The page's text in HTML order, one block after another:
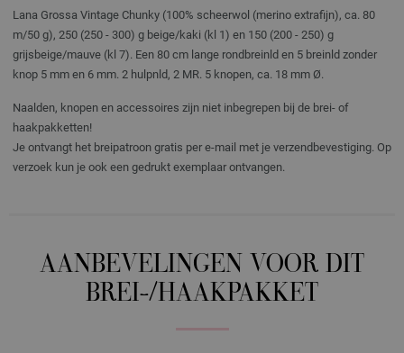
Lana Grossa Vintage Chunky (100% scheerwol (merino extrafijn), ca. 80
m/50 g), 250 (250 - 300) g beige/kaki (kl 1) en 150 (200 - 250) g
grijsbeige/mauve (kl 7). Een 80 cm lange rondbreinld en 5 breinld zonder
knop 5 mm en 6 mm. 2 hulpnld, 2 MR. 5 knopen, ca. 18 mm Ø.
Naalden, knopen en accessoires zijn niet inbegrepen bij de brei- of
haakpakketten!
Je ontvangt het breipatroon gratis per e-mail met je verzendbevestiging. Op
verzoek kun je ook een gedrukt exemplaar ontvangen.
AANBEVELINGEN VOOR DIT
BREI-/HAAKPAKKET